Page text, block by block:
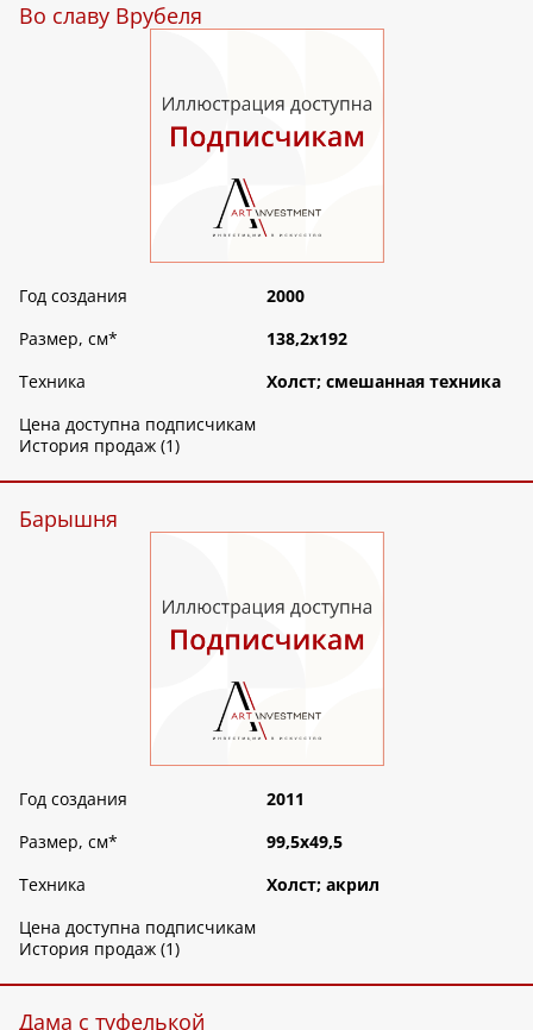
Во славу Врубеля
Год создания
2000
Размер, см*
138,2х192
Техника
Холст; смешанная техника
Цена доступна подписчикам
История продаж (1)
Барышня
Год создания
2011
Размер, см*
99,5х49,5
Техника
Холст; акрил
Цена доступна подписчикам
История продаж (1)
Дама с туфелькой